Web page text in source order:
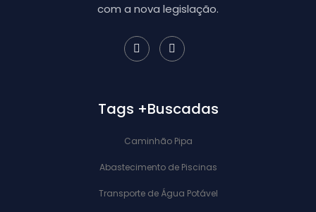
com a nova legislação.
Tags +Buscadas
Caminhão Pipa
Abastecimento de Piscinas
Transporte de Água Potável